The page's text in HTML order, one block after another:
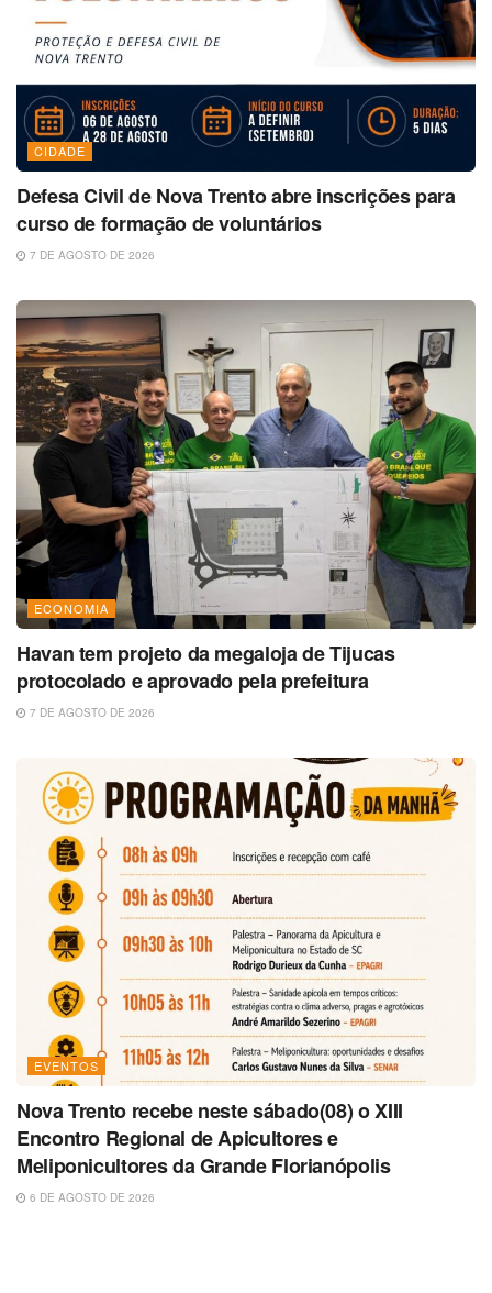
CIDADE
Defesa Civil de Nova Trento abre inscrições para
curso de formação de voluntários
7 DE AGOSTO DE 2026
ECONOMIA
Havan tem projeto da megaloja de Tijucas
protocolado e aprovado pela prefeitura
7 DE AGOSTO DE 2026
EVENTOS
Nova Trento recebe neste sábado(08) o XIII
Encontro Regional de Apicultores e
Meliponicultores da Grande Florianópolis
6 DE AGOSTO DE 2026